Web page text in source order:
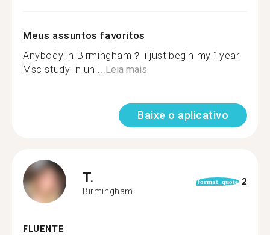
Meus assuntos favoritos
Anybody in Birmingham？ i just begin my 1year
Msc study in uni...Leia mais
Baixe o aplicativo
T.
Birmingham
format_quote 2
FLUENTE